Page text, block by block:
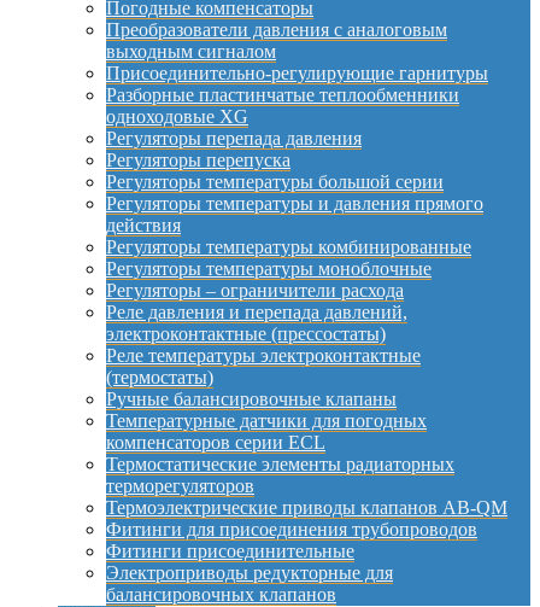
Погодные компенсаторы
Преобразователи давления с аналоговым
выходным сигналом
Присоединительно-регулирующие гарнитуры
Разборные пластинчатые теплообменники
одноходовые XG
Регуляторы перепада давления
Регуляторы перепуска
Регуляторы температуры большой серии
Регуляторы температуры и давления прямого
действия
Регуляторы температуры комбинированные
Регуляторы температуры моноблочные
Регуляторы – ограничители расхода
Реле давления и перепада давлений,
электроконтактные (прессостаты)
Реле температуры электроконтактные
(термостаты)
Ручные балансировочные клапаны
Температурные датчики для погодных
компенсаторов серии ECL
Термостатические элементы радиаторных
терморегуляторов
Термоэлектрические приводы клапанов AB-QM
Фитинги для присоединения трубопроводов
Фитинги присоединительные
Электроприводы редукторные для
балансировочных клапанов